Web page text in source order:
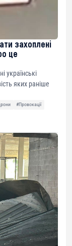
захоплені
це
українські
яких раніше
#Провокації